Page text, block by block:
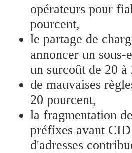
opérateurs pour
pourcent,
le partage de
annoncer un
un surcoût de 20
de mauvaises
20 pourcent,
la fragmentation
préfixes avant
d'adresses